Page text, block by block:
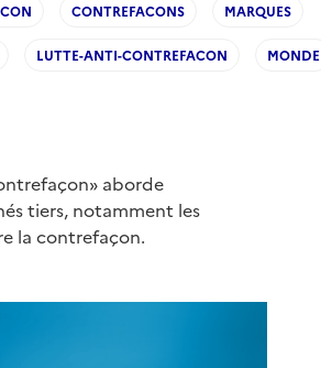
CONTREFACONS MARQUES
LUTTE-ANTI-CONTREFACON MONDE
aborde
tiers, notamment les
la contrefaçon.